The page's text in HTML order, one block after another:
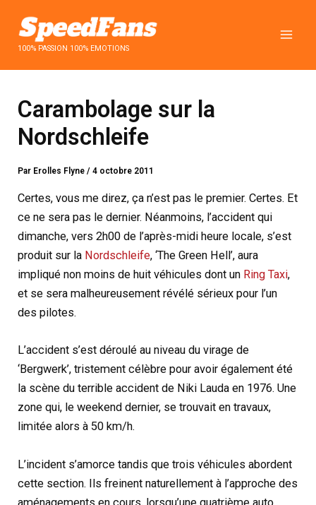
contenu100% PASSION 100% EMOTIONS
Carambolage sur la
Nordschleife
Par Erolles Flyne/4 octobre 2011
Certes, vous me direz, ça n’est pas le premier. Certes. Et
ce ne sera pas le dernier. Néanmoins, l’accident qui
dimanche, vers 2h00 de l’après-midi heure locale, s’est
produit sur la Nordschleife, ‘The Green Hell’, aura
impliqué non moins de huit véhicules dont un Ring Taxi,
et se sera malheureusement révélé sérieux pour l’un
des pilotes.
L’accident s’est déroulé au niveau du virage de
‘Bergwerk’, tristement célèbre pour avoir également été
la scène du terrible accident de Niki Lauda en 1976. Une
zone qui, le weekend dernier, se trouvait en travaux,
limitée alors à 50 km/h.
L’incident s’amorce tandis que trois véhicules abordent
cette section. Ils freinent naturellement à l’approche des